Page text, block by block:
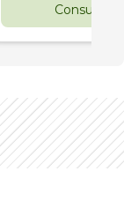
Consultar